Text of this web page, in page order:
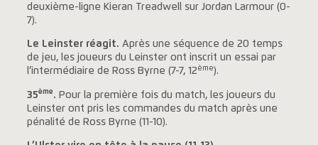
deuxième-ligne Kieran Treadwell sur Jordan Larmour (0-
7).
Le Leinster réagit. Après une séquence de 20 temps
de jeu, les joueurs du Leinster ont inscrit un essai par
l’intermédiaire de Ross Byrne (7-7, 12ème).
35ème. Pour la première fois du match, les joueurs du
Leinster ont pris les commandes du match après une
pénalité de Ross Byrne (11-10).